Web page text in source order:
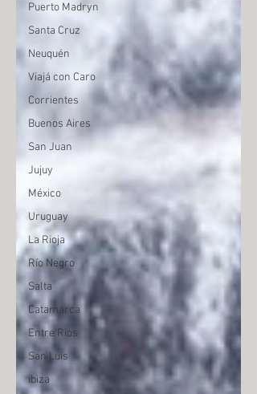
Puerto Madryn
Santa Cruz
Neuquén
Viajá con Caro
Corrientes
Buenos Aires
San Juan
Jujuy
México
Uruguay
La Rioja
Río Negro
Salta
Catamarca
Entre Rios
San Luis
ibiza